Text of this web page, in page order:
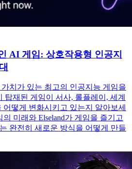
AI 게임: 상호작용형 인공지
치가 있는 최고의 인공지능 게임을
탑재된 게임이 서사, 롤플레이, 세계
떻게 변화시키고 있는지 알아보세
미래와 Elseland가 게임을 즐기고
완전히 새로운 방식을 어떻게 만들